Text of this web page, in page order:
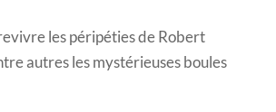
les péripéties de Robert
autres les mystérieuses boules